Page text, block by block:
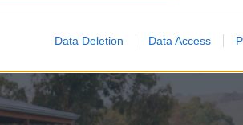
Data Deletion Data Access
πιο πολιτισμένη οδική